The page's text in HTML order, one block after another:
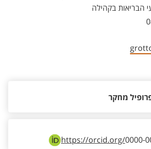
הבריאות בקהילה
מחקר
https://orcid.org/0000-